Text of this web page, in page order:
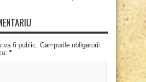
va fi public. Campurile obligatorii
*